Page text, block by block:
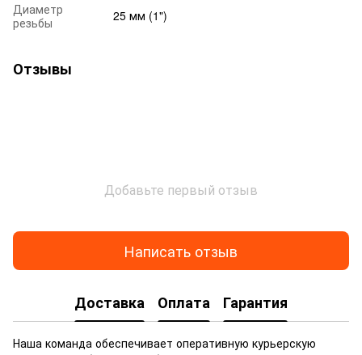
Диаметр
резьбы
25 мм (1")
Отзывы
Добавьте первый отзыв
Написать отзыв
Доставка Оплата Гарантия
Наша команда обеспечивает оперативную курьерскую